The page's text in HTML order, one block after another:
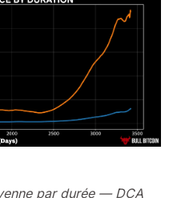
par durée — DCA